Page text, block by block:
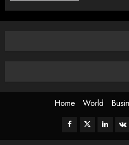
Home World
Facebook
Twitter VK